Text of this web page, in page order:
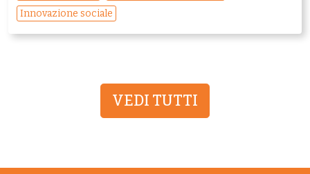
Innovazione sociale
VEDI TUTTI